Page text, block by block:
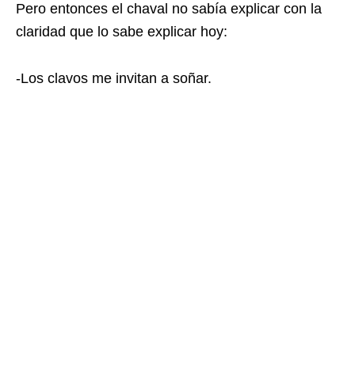
Pero entonces el chaval no sabía explicar con la
claridad que lo sabe explicar hoy:
-Los clavos me invitan a soñar.